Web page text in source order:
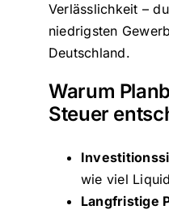
Verlässlichkeit –
niedrigsten
Deutschland.
Warum
Steuer
wie viel
Langfristige